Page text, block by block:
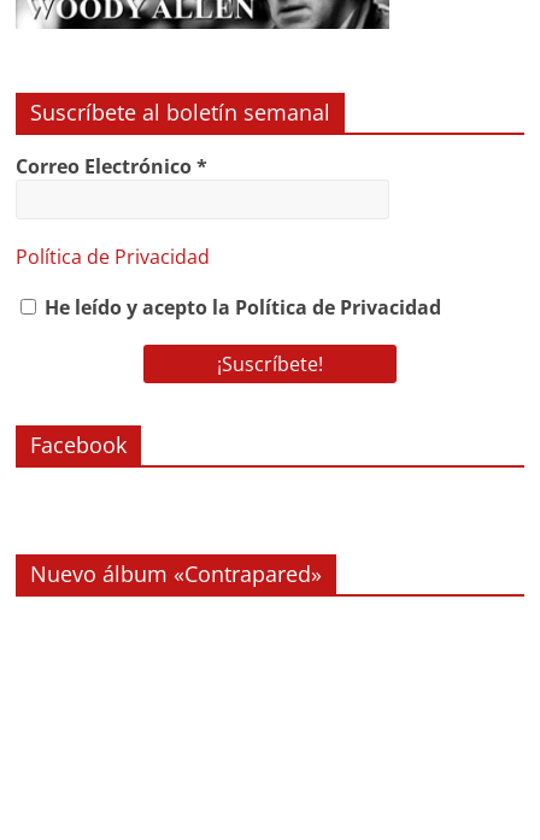
Suscríbete al boletín semanal
Correo Electrónico*
Política de Privacidad
He leído y acepto la Política de Privacidad
Facebook
Nuevo álbum «Contrapared»